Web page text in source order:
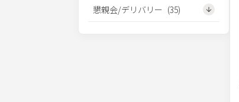
懇親会/デリバリー (35)